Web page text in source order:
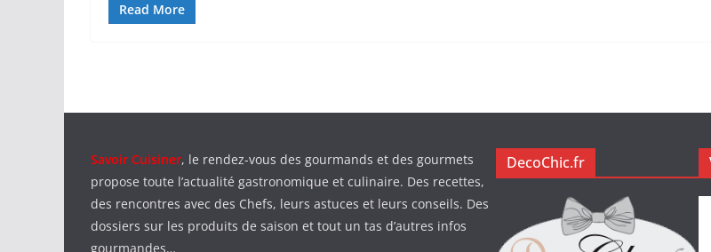
Read More
Savoir Cuisiner, le rendez-vous des gourmands et des gourmets
propose toute l’actualité gastronomique et culinaire. Des recettes,
des rencontres avec des Chefs, leurs astuces et leurs conseils. Des
dossiers sur les produits de saison et tout un tas d’autres infos
gourmandes…
DecoChic.fr